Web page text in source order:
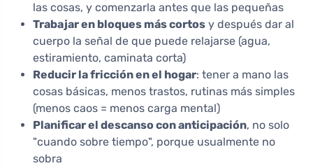
las cosas, y comenzarla antes que las pequeñas
Trabajar en bloques más cortos y después dar al
cuerpo la señal de que puede relajarse (agua,
estiramiento, caminata corta)
Reducir la fricción en el hogar: tener a mano las
cosas básicas, menos trastos, rutinas más simples
(menos caos = menos carga mental)
Planificar el descanso con anticipación, no solo
"cuando sobre tiempo", porque usualmente no
sobra